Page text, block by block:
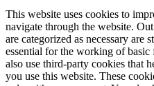
This website uses cookies to
navigate through the website.
are categorized as necessary are
essential for the working of
also use third-party cookies that
you use this website. These